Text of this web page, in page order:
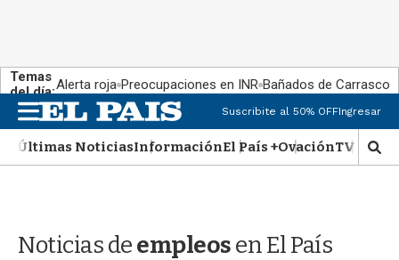
Temas
del día:Alerta roja Preocupaciones en INR Bañados de Carrasco
M
e
n
u
Suscribite al 50% OFFIngresar
Últimas NoticiasInformaciónEl País +OvaciónTV Show
M
o
Noticias deempleosen El País